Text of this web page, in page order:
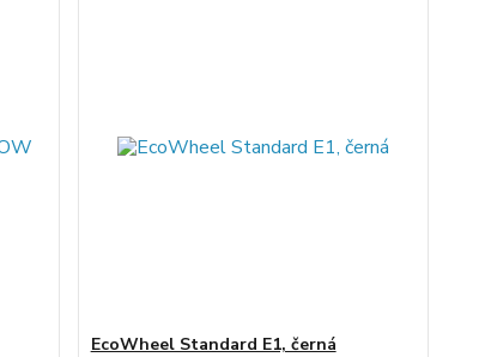
EcoWheel Standard E1, černá